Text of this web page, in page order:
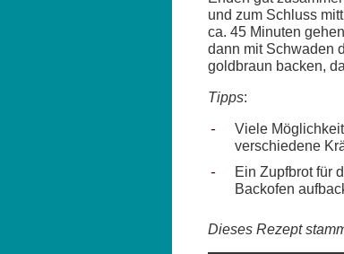
und zum Schluss
ca. 45 Minuten
dann mit Schwaden
goldbraun backen,
Tipps:
Viele
verschiedene
Ein Zupfbrot für
Backofen
Dieses Rezept